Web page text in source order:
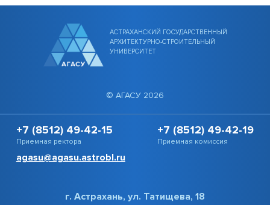
АСТРАХАНСКИЙ ГОСУДАРСТВЕННЫЙ
АРХИТЕКТУРНО-СТРОИТЕЛЬНЫЙ
УНИВЕРСИТЕТ
© АГАСУ 2026
+7 (8512) 49-42-15
Приемная ректора
agasu@agasu.astrobl.ru
+7 (8512) 49-42-19
Приемная комиссия
г. Астрахань, ул. Татищева, 18